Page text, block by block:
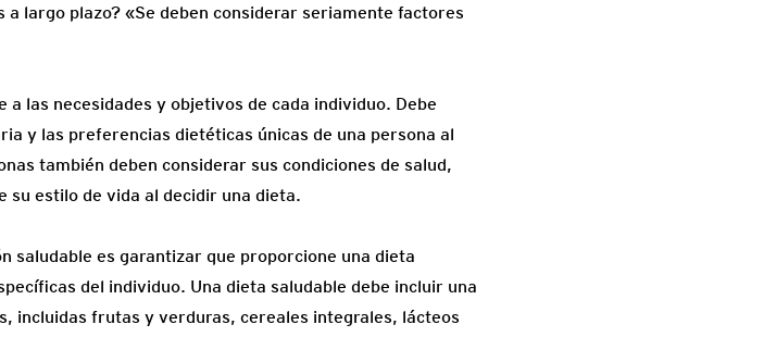
largo plazo? «Se deben considerar seriamente factores
las necesidades y objetivos de cada individuo. Debe
y las preferencias dietéticas únicas de una persona al
también deben considerar sus condiciones de salud,
estilo de vida al decidir una dieta.
saludable es garantizar que proporcione una dieta
del individuo. Una dieta saludable debe incluir una
incluidas frutas y verduras, cereales integrales, lácteos